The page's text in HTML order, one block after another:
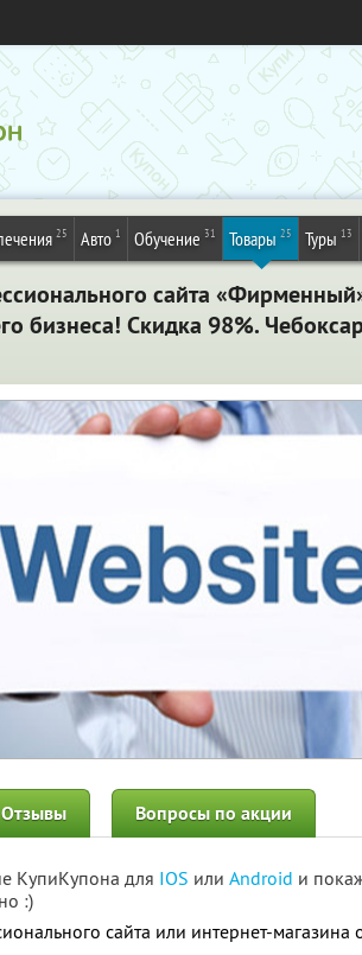
25 Авто 1 Обучение 31 Товары 25 Туры 13
сайта
бизнеса! Скидка 98%.
Отзывы Вопросы по акции
КупиКупона для IOS или Android и
:)
сайта или интернет-магазина